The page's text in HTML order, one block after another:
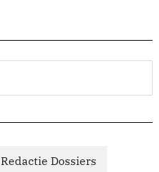
Redactie Dossiers